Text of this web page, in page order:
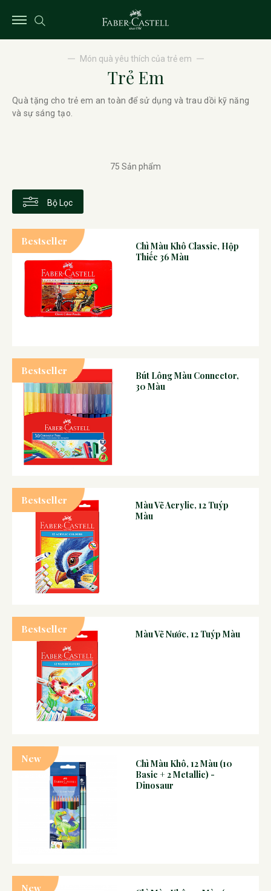
Món quà yêu thích của trẻ em
Trẻ Em
Quà tặng cho trẻ em an toàn để sử dụng và trau dồi kỹ năng
và sự sáng tạo.
Bộ Lọc
75 Sản phẩm
Bestseller
Chì Màu Khô Classic, Hộp
Thiếc 36 Màu
Bestseller
Bút Lông Màu Connector,
30 Màu
Bestseller
Màu Vẽ Acrylic, 12 Tuýp
Màu
Bestseller Màu Vẽ Nước, 12 Tuýp Màu
New
Chì Màu Khô, 12 Màu (10
Basic + 2 Metallic) -
Dinosaur
New